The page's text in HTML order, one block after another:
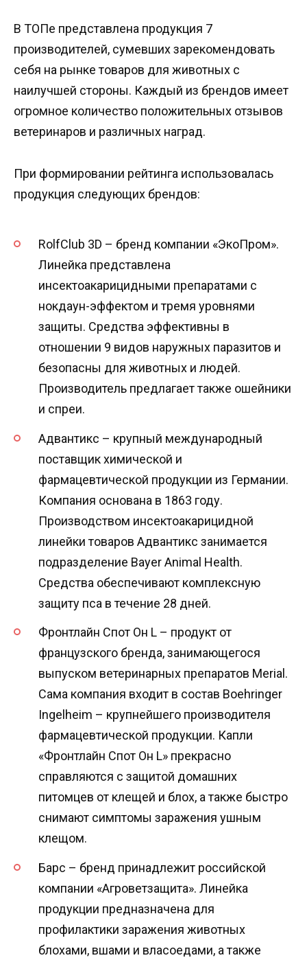
В ТОПе представлена продукция 7
производителей, сумевших зарекомендовать
себя на рынке товаров для животных с
наилучшей стороны. Каждый из брендов имеет
огромное количество положительных отзывов
ветеринаров и различных наград.
При формировании рейтинга использовалась
продукция следующих брендов:
RolfClub 3D – бренд компании «ЭкоПром».
Линейка представлена
инсектоакарицидными препаратами с
нокдаун-эффектом и тремя уровнями
защиты. Средства эффективны в
отношении 9 видов наружных паразитов и
безопасны для животных и людей.
Производитель предлагает также ошейники
и спреи.
Адвантикс – крупный международный
поставщик химической и
фармацевтической продукции из Германии.
Компания основана в 1863 году.
Производством инсектоакарицидной
линейки товаров Адвантикс занимается
подразделение Bayer Animal Health.
Средства обеспечивают комплексную
защиту пса в течение 28 дней.
Фронтлайн Спот Он L – продукт от
французского бренда, занимающегося
выпуском ветеринарных препаратов Merial.
Сама компания входит в состав Boehringer
Ingelheim – крупнейшего производителя
фармацевтической продукции. Капли
«Фронтлайн Спот Он L» прекрасно
справляются с защитой домашних
питомцев от клещей и блох, а также быстро
снимают симптомы заражения ушным
клещом.
Барс – бренд принадлежит российской
компании «Агроветзащита». Линейка
продукции предназначена для
профилактики заражения животных
блохами, вшами и власоедами, а также